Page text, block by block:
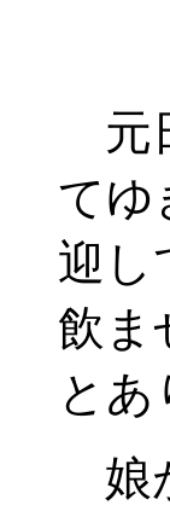
元
てゆ
迎し
飲ま
と
娘